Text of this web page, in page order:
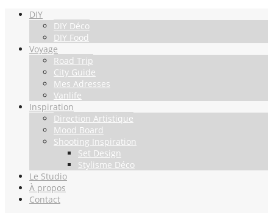
DIY
DIY Déco
DIY Food
Voyage
Road Trip
City Guide
Mes Adresses
Vanlife
Inspiration
Direction Artistique
Mood Board
Shooting Inspiration
Set Design
Stylisme Déco
Le Studio
À propos
Contact